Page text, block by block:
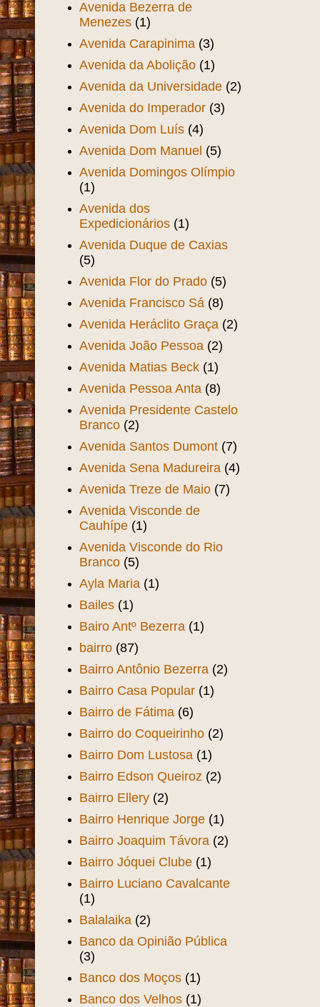
Avenida Bezerra de
Menezes (1)
Avenida Carapinima (3)
Avenida da Abolição (1)
Avenida da Universidade (2)
Avenida do Imperador (3)
Avenida Dom Luís (4)
Avenida Dom Manuel (5)
Avenida Domingos Olímpio
(1)
Avenida dos
Expedicionários (1)
Avenida Duque de Caxias
(5)
Avenida Flor do Prado (5)
Avenida Francisco Sá (8)
Avenida Heráclito Graça (2)
Avenida João Pessoa (2)
Avenida Matias Beck (1)
Avenida Pessoa Anta (8)
Avenida Presidente Castelo
Branco (2)
Avenida Santos Dumont (7)
Avenida Sena Madureira (4)
Avenida Treze de Maio (7)
Avenida Visconde de
Cauhípe (1)
Avenida Visconde do Rio
Branco (5)
Ayla Maria (1)
Bailes (1)
Bairo Antº Bezerra (1)
bairro (87)
Bairro Antônio Bezerra (2)
Bairro Casa Popular (1)
Bairro de Fátima (6)
Bairro do Coqueirinho (2)
Bairro Dom Lustosa (1)
Bairro Edson Queiroz (2)
Bairro Ellery (2)
Bairro Henrique Jorge (1)
Bairro Joaquim Távora (2)
Bairro Jóquei Clube (1)
Bairro Luciano Cavalcante
(1)
Balalaika (2)
Banco da Opinião Pública
(3)
Banco dos Moços (1)
Banco dos Velhos (1)